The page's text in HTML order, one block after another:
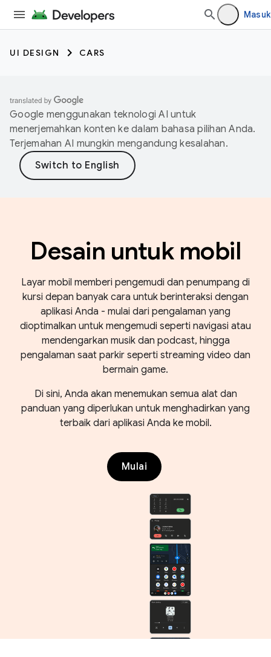
Masuk
UI DESIGN CARS
Google menggunakan teknologi AI untuk
menerjemahkan konten ke dalam bahasa pilihan Anda.
Terjemahan AI mungkin mengandung kesalahan.
Desain untuk mobil
Layar mobil memberi pengemudi dan penumpang di
kursi depan banyak cara untuk berinteraksi dengan
aplikasi Anda - mulai dari pengalaman yang
dioptimalkan untuk mengemudi seperti navigasi atau
mendengarkan musik dan podcast, hingga
pengalaman saat parkir seperti streaming video dan
bermain game.
Di sini, Anda akan menemukan semua alat dan
panduan yang diperlukan untuk menghadirkan yang
terbaik dari aplikasi Anda ke mobil.
Mulai